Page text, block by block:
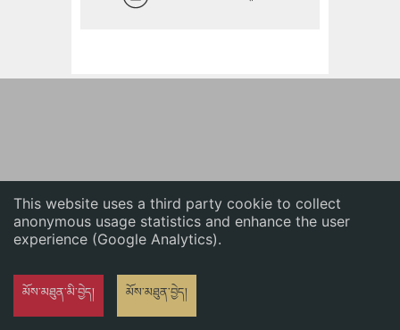
This website uses a third party cookie to collect
anonymous usage statistics and enhance the user
experience (Google Analytics).
མོས་མཐུན་མི་བྱེད། མོས་མཐུན་བྱེད།